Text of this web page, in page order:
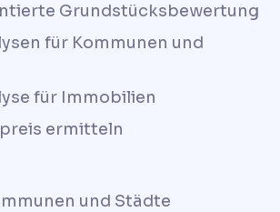
Grundstücksbewertung
für Kommunen und
für Immobilien
ermitteln
und Städte